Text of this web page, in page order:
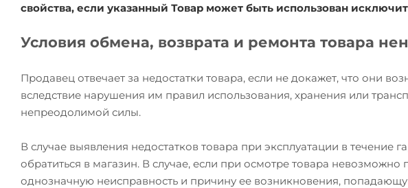
свойства, если указанный Товар может быть использован
Условия обмена, возврата и ремонта товара
Продавец отвечает за недостатки товара, если не докажет, что они
вследствие нарушения им правил использования, хранения или
непреодолимой силы.
В случае выявления недостатков товара при эксплуатации в течение
обратиться в магазин. В случае, если при осмотре товара
однозначную неисправность и причину ее возникновения,